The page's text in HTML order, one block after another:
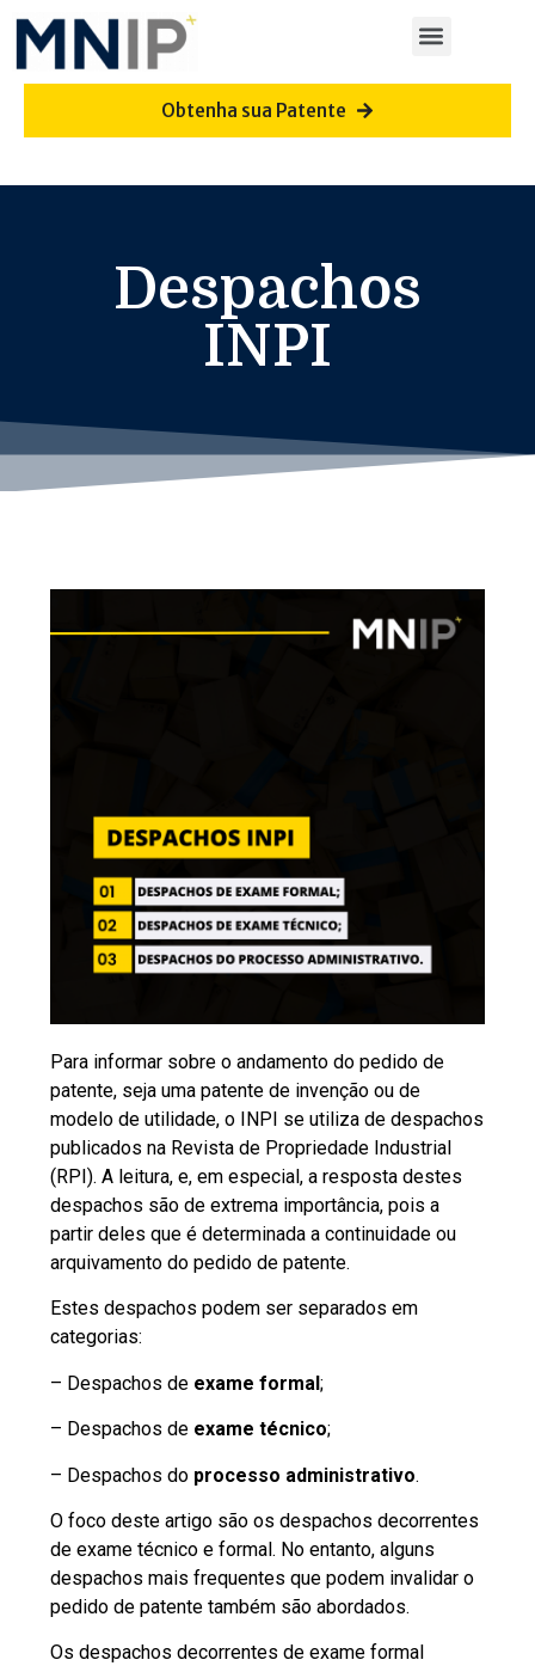
Obtenha sua Patente
Despachos
INPI
Para informar sobre o andamento do pedido de
patente, seja uma patente de invenção ou de
modelo de utilidade, o INPI se utiliza de despachos
publicados na Revista de Propriedade Industrial
(RPI). A leitura, e, em especial, a resposta destes
despachos são de extrema importância, pois a
partir deles que é determinada a continuidade ou
arquivamento do pedido de patente.
Estes despachos podem ser separados em
categorias:
– Despachos de exame formal;
– Despachos de exame técnico;
– Despachos do processo administrativo.
O foco deste artigo são os despachos decorrentes
de exame técnico e formal. No entanto, alguns
despachos mais frequentes que podem invalidar o
pedido de patente também são abordados.
Os despachos decorrentes de exame formal